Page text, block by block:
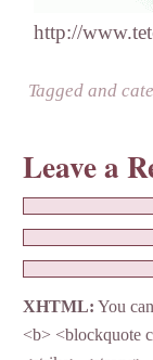
http://
Tagged and
Leave a
XHTML: You
<b> <blockquote